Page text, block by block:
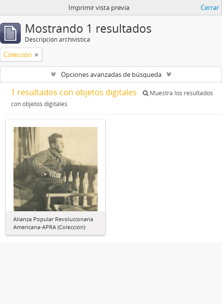
Imprimir vista previa Cerrar
Mostrando 1 resultados
Descripción archivística
Colección
Opciones avanzadas de búsqueda
1 resultados con objetos digitales
Muestra los resultados
con objetos digitales
Alianza Popular Revolucionaria
Americana-APRA (Colección)